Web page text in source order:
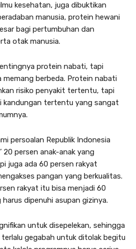
kesehatan, juga dibuktikan
manusia, protein hewani
bagi pertumbuhan dan
otak manusia.
protein nabati, tapi
berbeda. Protein nabati
risiko penyakit tertentu, tapi
kandungan tertentu yang sangat
persoalan Republik Indonesia
20 persen anak-anak yang
juga ada 60 persen rakyat
pangan yang berkualitas.
rakyat itu bisa menjadi 60
dipenuhi asupan gizinya.
untuk disepelekan, sehingga
gegabah untuk ditolak begitu